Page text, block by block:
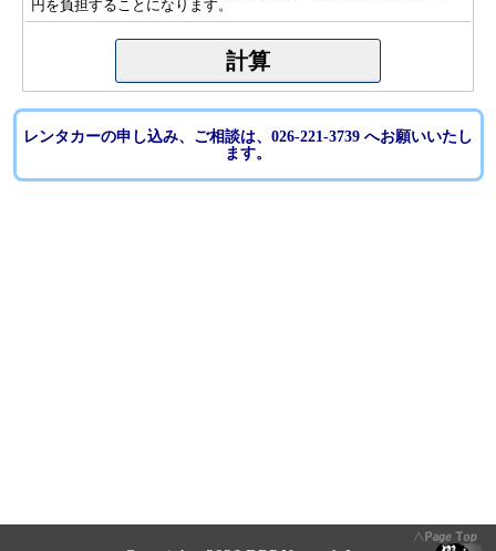
円を負担することになります。
レンタカーの申し込み、ご相談は、026-221-3739 へお願いいたし
ます。